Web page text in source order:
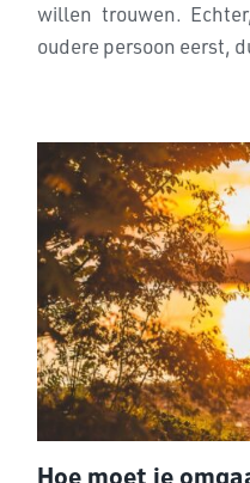
willen trouwen.
oudere persoon eerst,
Hoe moet je